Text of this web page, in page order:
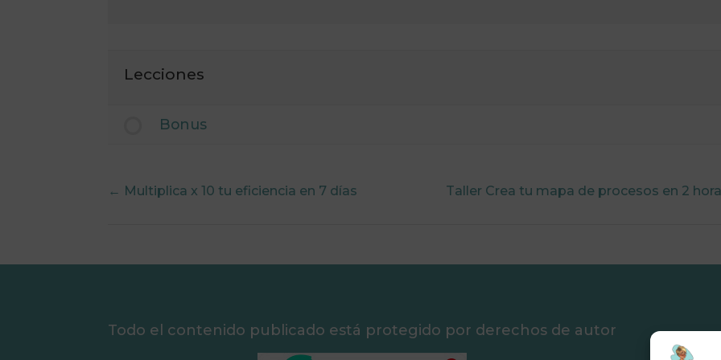
Lecciones
Bonus
Multiplica x 10 tu eficiencia en 7 días Taller Crea tu mapa de procesos en 2
Todo el contenido publicado está protegido por derechos de autor